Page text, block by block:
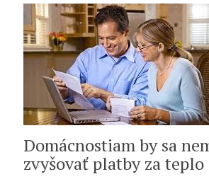
Domácnostiam by sa
zvyšovať platby za teplo